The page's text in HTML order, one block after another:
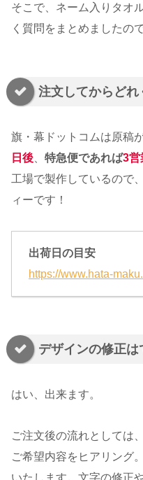
そこで、ネーム入りタオ
く質問をまとめましたの
注文してからどれ
旗・幕ドットコムは原稿
日後
特急便であれば3営
工場で製作しているので
ィーです！
出荷日の目安
https://www.hata-
デザインの修正は
はい、出来ます。
ご注文後の流れとしては
ご希望内容をヒアリング
いたします。文字の修正